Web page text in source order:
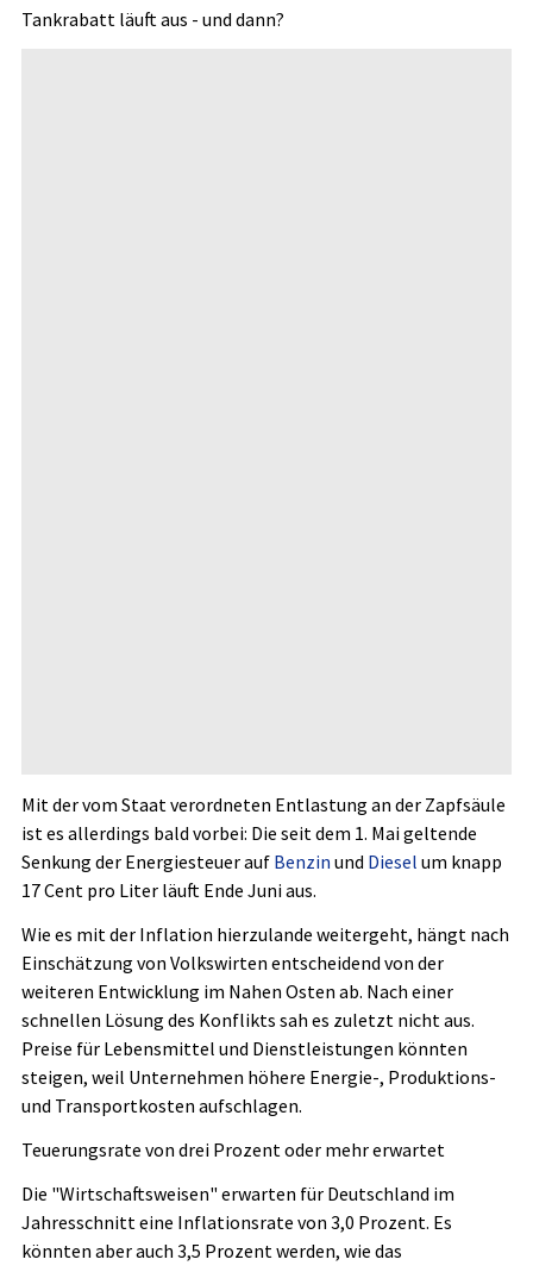
Tankrabatt läuft aus - und dann?
Mit der vom Staat verordneten Entlastung an der Zapfsäule
ist es allerdings bald vorbei: Die seit dem 1. Mai geltende
Senkung der Energiesteuer auf Benzin und Diesel um knapp
17 Cent pro Liter läuft Ende Juni aus.
Wie es mit der Inflation hierzulande weitergeht, hängt nach
Einschätzung von Volkswirten entscheidend von der
weiteren Entwicklung im Nahen Osten ab. Nach einer
schnellen Lösung des Konflikts sah es zuletzt nicht aus.
Preise für Lebensmittel und Dienstleistungen könnten
steigen, weil Unternehmen höhere Energie-, Produktions-
und Transportkosten aufschlagen.
Teuerungsrate von drei Prozent oder mehr erwartet
Die "Wirtschaftsweisen" erwarten für Deutschland im
Jahresschnitt eine Inflationsrate von 3,0 Prozent. Es
könnten aber auch 3,5 Prozent werden, wie das